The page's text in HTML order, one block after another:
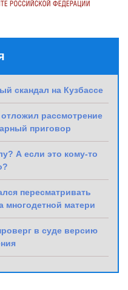
скандал на Кузбассе
рассмотрение
приговор
А если это кому-то
пересматривать
многодетной матери
в суде версию